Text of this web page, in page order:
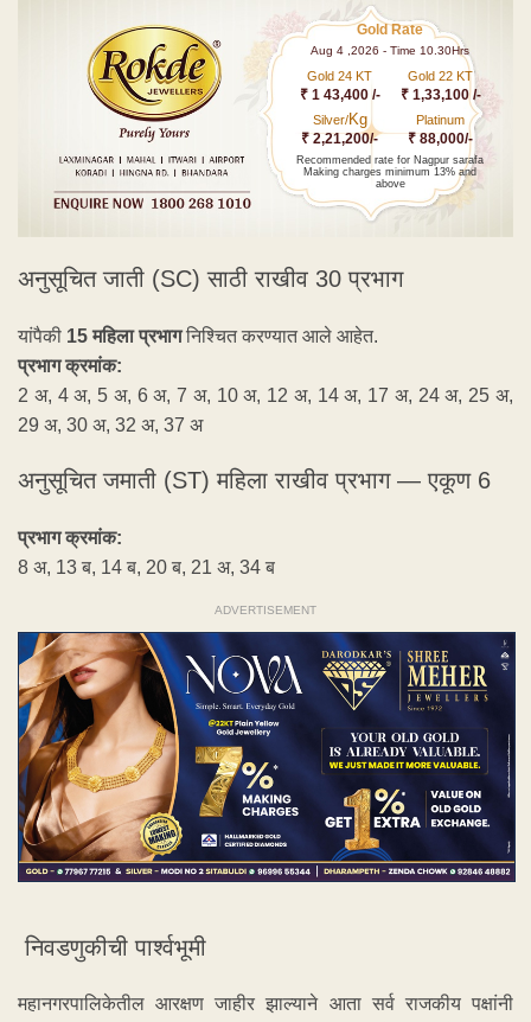
Gold Rate
Aug 4 ,2026 - Time 10.30Hrs
Gold 24 KT
₹ 1 43,400 /-
Gold 22 KT
₹ 1,33,100 /-
Silver/Kg
₹ 2,21,200/-
Platinum
₹ 88,000/-
Recommended rate for Nagpur sarafa
Making charges minimum 13% and
above
अनुसूचित जाती (SC) साठी राखीव 30 प्रभाग
यांपैकी 15 महिला प्रभागनिश्चित करण्यात आले आहेत.
प्रभाग क्रमांक:
2 अ, 4 अ, 5 अ, 6 अ, 7 अ, 10 अ, 12 अ, 14 अ, 17 अ, 24 अ, 25 अ,
29 अ, 30 अ, 32 अ, 37 अ
अनुसूचित जमाती (ST) महिला राखीव प्रभाग — एकूण 6
प्रभाग क्रमांक:
8 अ, 13 ब, 14 ब, 20 ब, 21 अ, 34 ब
ADVERTISEMENT
निवडणुकीची पार्श्वभूमी
महानगरपालिकेतील आरक्षण जाहीर झाल्याने आता सर्व राजकीय पक्षांनी